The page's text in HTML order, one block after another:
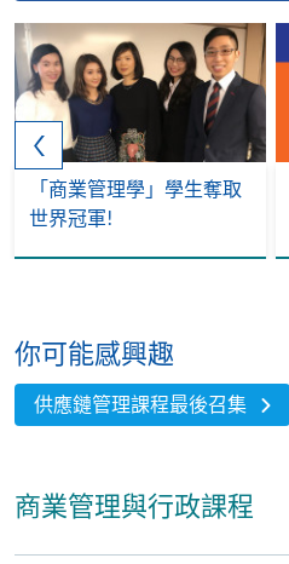
「商業管理學」學生奪取
世界冠軍!
你可能感興趣
供應鏈管理課程最後召集
商業管理與行政課程